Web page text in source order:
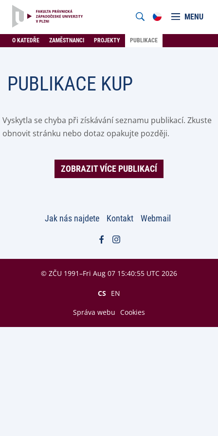
MENU
O KATEDŘE ZAMĚSTNANCI PROJEKTY PUBLIKACE
PUBLIKACE KUP
Vyskytla se chyba při získávání seznamu publikací. Zkuste
obnovit stránku nebo dotaz opakujte později.
ZOBRAZIT VÍCE PUBLIKACÍ
Jak nás najdete Kontakt Webmail
© ZČU 1991–Fri Aug 07 15:40:55 UTC 2026
CS EN
Správa webu Cookies